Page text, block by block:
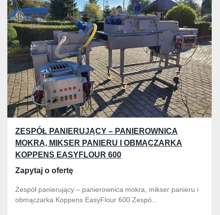
ZESPÓŁ PANIERUJĄCY – PANIEROWNICA
MOKRA, MIKSER PANIERU I OBMĄCZARKA
KOPPENS EASYFLOUR 600
Zapytaj o ofertę
Zespół panierujący – panierownica mokra, mikser panieru i
obmączarka Koppens EasyFlour 600 Zespó...